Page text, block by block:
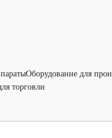
Оборудование для
торговли